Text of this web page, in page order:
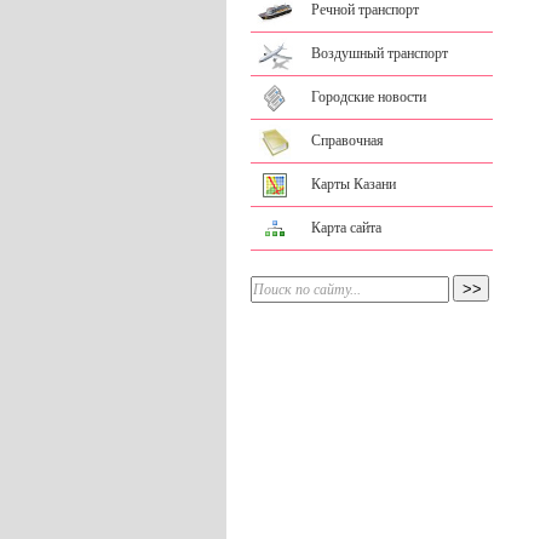
Речной транспорт
Воздушный транспорт
Городские новости
Справочная
Карты Казани
Карта сайта